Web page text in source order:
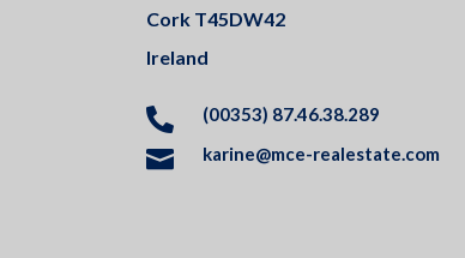
Cork T45DW42
Ireland
 (00353) 87.46.38.289
 karine@mce-realestate.com